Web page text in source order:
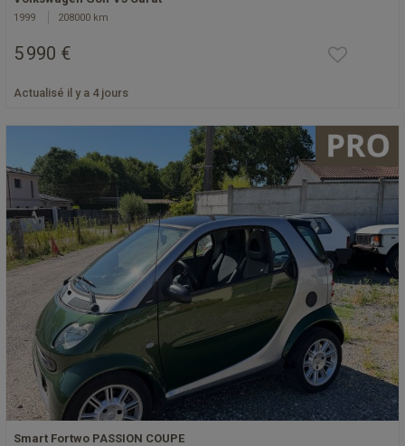
1999 208000 km
5 990 €
Actualisé il y a 4 jours
Smart Fortwo PASSION COUPE